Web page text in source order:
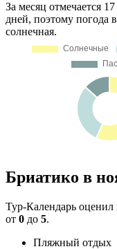
За месяц отмечается
дней, поэтому погода
солнечная.
Бриатико в
Тур-Календарь
от 0 до 5.
Пляжный отдых